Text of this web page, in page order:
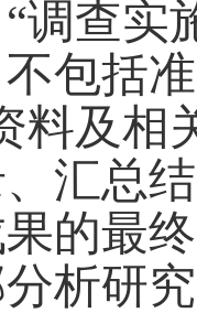
“调查实
包括
料及相
汇总
的最
析研